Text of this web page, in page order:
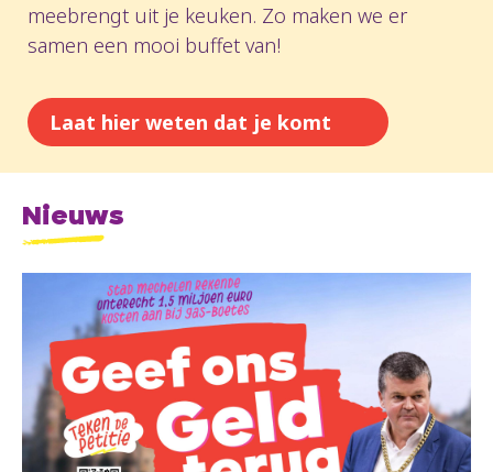
meebrengt uit je keuken. Zo maken we er
samen een mooi buffet van!
Laat hier weten dat je komt
Nieuws